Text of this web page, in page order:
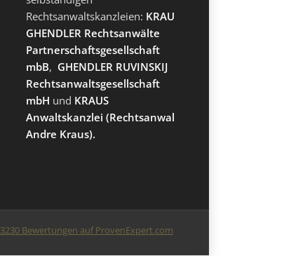
Rechtsanwaltskanzleien: KRAUS
GHENDLER Rechtsanwälte
Partnerschaftsgesellschaft
mbB, GHENDLER RUVINSKIJ
Rechtsanwaltsgesellschaft
mbH und KRAUS
Anwaltskanzlei (Rechtsanwalt
Andre Kraus).
3230Bewertungen auf ProvenExpert.com